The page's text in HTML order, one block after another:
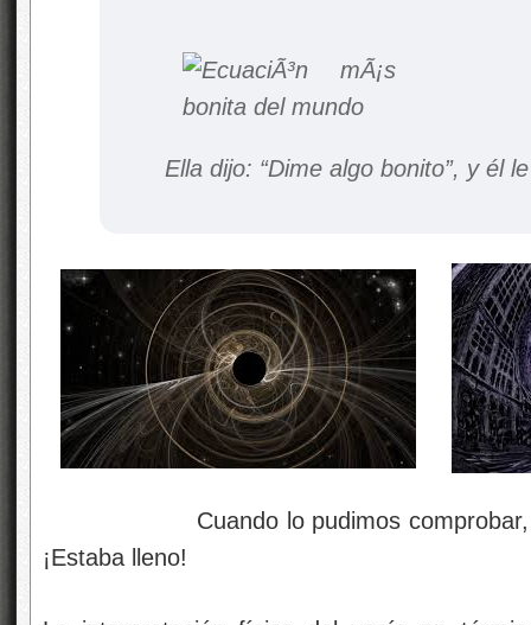
Ella dijo: “Dime algo bonito”, y él
Cuando lo pudimos comprobar, con
¡Estaba lleno!